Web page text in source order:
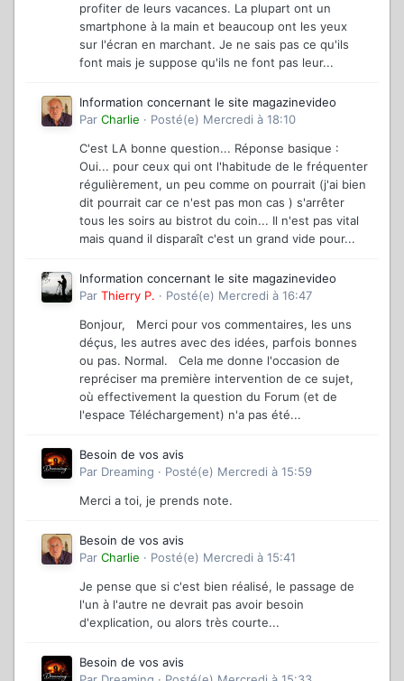
profiter de leurs vacances. La plupart ont un
smartphone à la main et beaucoup ont les yeux
sur l'écran en marchant. Je ne sais pas ce qu'ils
font mais je suppose qu'ils ne font pas leur...
Information concernant le site magazinevideo
Par Charlie · Posté(e) Mercredi à 18:10
C'est LA bonne question... Réponse basique :
Oui... pour ceux qui ont l'habitude de le fréquenter
régulièrement, un peu comme on pourrait (j'ai bien
dit pourrait car ce n'est pas mon cas ) s'arrêter
tous les soirs au bistrot du coin... Il n'est pas vital
mais quand il disparaît c'est un grand vide pour...
Information concernant le site magazinevideo
Par Thierry P. · Posté(e) Mercredi à 16:47
Bonjour, Merci pour vos commentaires, les uns
déçus, les autres avec des idées, parfois bonnes
ou pas. Normal. Cela me donne l'occasion de
repréciser ma première intervention de ce sujet,
où effectivement la question du Forum (et de
l'espace Téléchargement) n'a pas été...
Besoin de vos avis
Par Dreaming · Posté(e) Mercredi à 15:59
Merci a toi, je prends note.
Besoin de vos avis
Par Charlie · Posté(e) Mercredi à 15:41
Je pense que si c'est bien réalisé, le passage de
l'un à l'autre ne devrait pas avoir besoin
d'explication, ou alors très courte...
Besoin de vos avis